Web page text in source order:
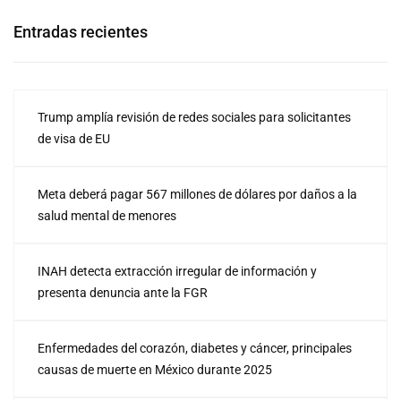
Entradas recientes
Trump amplía revisión de redes sociales para solicitantes
de visa de EU
Meta deberá pagar 567 millones de dólares por daños a la
salud mental de menores
INAH detecta extracción irregular de información y
presenta denuncia ante la FGR
Enfermedades del corazón, diabetes y cáncer, principales
causas de muerte en México durante 2025